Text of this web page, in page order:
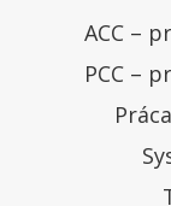
ACC –
PCC –